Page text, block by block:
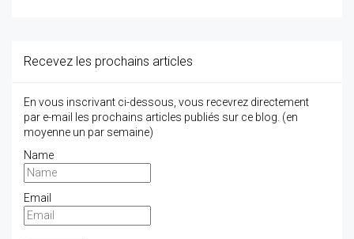
Recevez les prochains articles
En vous inscrivant ci-dessous, vous recevrez directement
par e-mail les prochains articles publiés sur ce blog. (en
moyenne un par semaine)
Name
Email